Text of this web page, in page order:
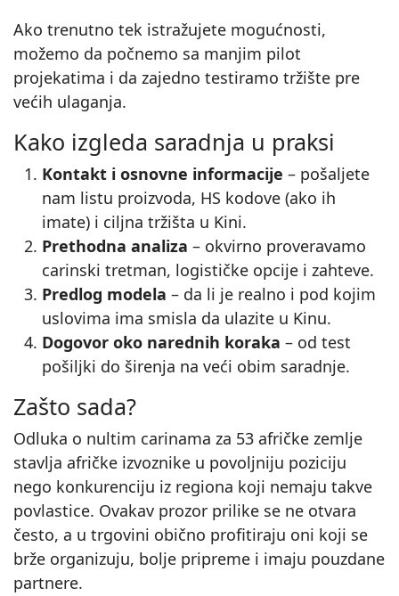
Ako trenutno tek istražujete mogućnosti,
možemo da počnemo sa manjim pilot
projekatima i da zajedno testiramo tržište pre
većih ulaganja.
Kako izgleda saradnja u praksi
Kontakt i osnovne informacije – pošaljete
nam listu proizvoda, HS kodove (ako ih
imate) i ciljna tržišta u Kini.
Prethodna analiza – okvirno proveravamo
carinski tretman, logističke opcije i zahteve.
Predlog modela – da li je realno i pod kojim
uslovima ima smisla da ulazite u Kinu.
Dogovor oko narednih koraka – od test
pošiljki do širenja na veći obim saradnje.
Zašto sada?
Odluka o nultim carinama za 53 afričke zemlje
stavlja afričke izvoznike u povoljniju poziciju
nego konkurenciju iz regiona koji nemaju takve
povlastice. Ovakav prozor prilike se ne otvara
često, a u trgovini obično profitiraju oni koji se
brže organizuju, bolje pripreme i imaju pouzdane
partnere.